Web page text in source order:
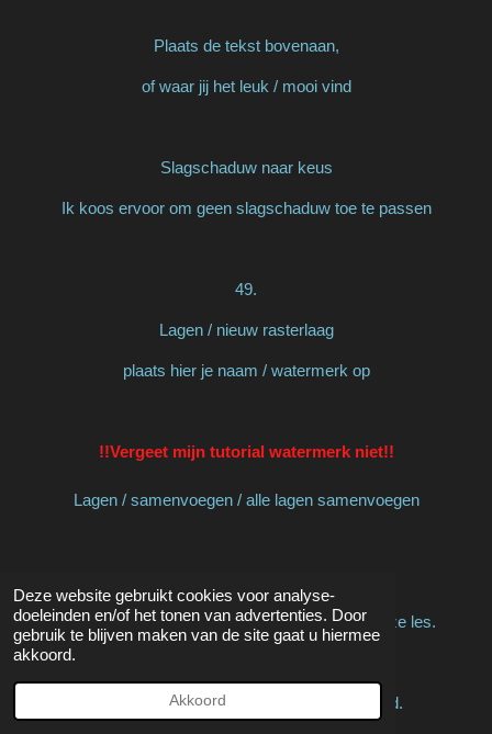
Deze website gebruikt cookies voor analyse-
doeleinden en/of het tonen van advertenties. Door
gebruik te blijven maken van de site gaat u hiermee
akkoord.
Akkoord
Plaats de tekst bovenaan,
of waar jij het leuk / mooi vind
Slagschaduw naar keus
Ik koos ervoor om geen slagschaduw toe te passen
49.
Lagen / nieuw rasterlaag
plaats hier je naam / watermerk op
!!Vergeet mijn tutorial watermerk niet!!
Lagen / samenvoegen / alle lagen samenvoegen
Hiermee ben je aan het einde gekomen van deze les.
Ik hoop dat je het een leuke/mooie les vond.